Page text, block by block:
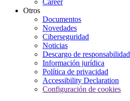
Career
Otros
Documentos
Novedades
Ciberseguridad
Noticias
Descargo de responsabilidad
Información jurídica
Política de privacidad
Accessibility Declaration
Configuración de cookies